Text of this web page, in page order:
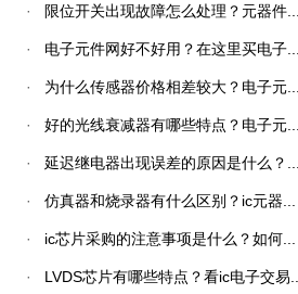
· 限位开关出现故障怎么处理？元器件...
· 电子元件网好不好用？在这里买电子...
· 为什么传感器价格相差较大？电子元...
· 好的光线衰减器有哪些特点？电子元...
· 延迟继电器出现误差的原因是什么？...
· 仿真器和烧录器有什么区别？ic元器...
· ic芯片采购的注意事项是什么？如何...
· LVDS芯片有哪些特点？看ic电子交易...